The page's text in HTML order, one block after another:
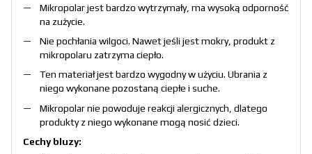
Mikropolar jest bardzo wytrzymały, ma wysoką odporność
na zużycie.
Nie pochłania wilgoci. Nawet jeśli jest mokry, produkt z
mikropolaru zatrzyma ciepło.
Ten materiał jest bardzo wygodny w użyciu. Ubrania z
niego wykonane pozostaną ciepłe i suche.
Mikropolar nie powoduje reakcji alergicznych, dlatego
produkty z niego wykonane mogą nosić dzieci.
Cechy bluzy: